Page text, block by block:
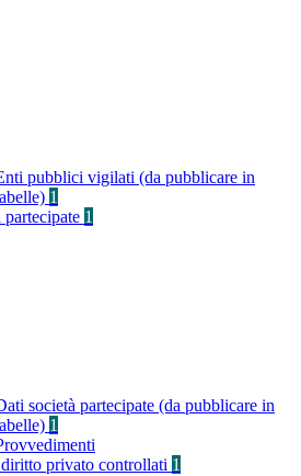
pubblici vigilati (da pubblicare in
1
partecipate 1
società partecipate (da pubblicare in
1
privato controllati 1